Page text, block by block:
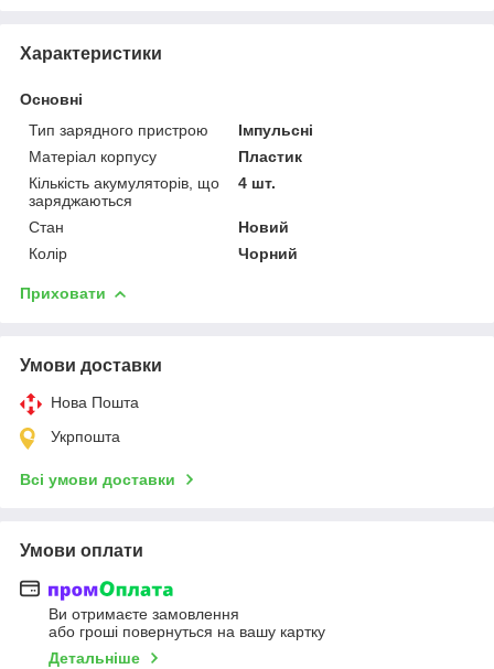
Характеристики
Основні
Тип зарядного пристрою
Імпульсні
Матеріал корпусу
Пластик
Кількість акумуляторів, що
заряджаються
4 шт.
Стан
Новий
Колір
Чорний
Приховати
Умови доставки
Нова Пошта
Укрпошта
Всі умови доставки
Умови оплати
Ви отримаєте замовлення
або гроші повернуться на вашу картку
Детальніше